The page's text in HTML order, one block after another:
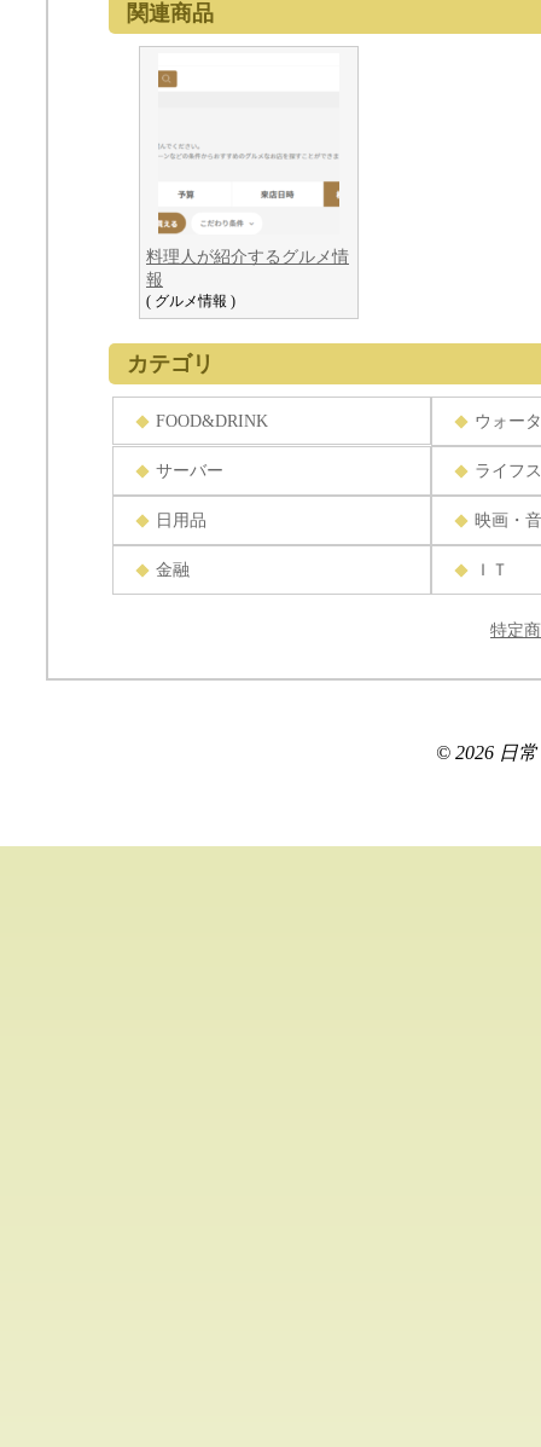
関連商品
料理人が紹介するグルメ情
報
( グルメ情報 )
カテゴリ
FOOD&DRINK ウォー
サーバー ライフ
日用品 映画・
金融 ＩＴ
特定
© 2026 日常